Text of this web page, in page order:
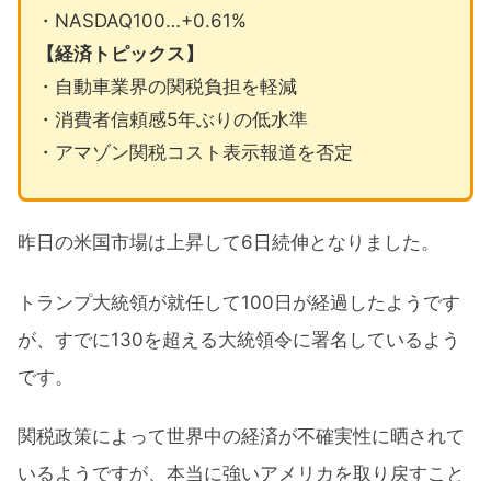
・NASDAQ100…+0.61%
【経済トピックス】
・自動車業界の関税負担を軽減
・消費者信頼感5年ぶりの低水準
・アマゾン関税コスト表示報道を否定
昨日の米国市場は上昇して6日続伸となりました。
トランプ大統領が就任して100日が経過したようです
が、すでに130を超える大統領令に署名しているよう
です。
関税政策によって世界中の経済が不確実性に晒されて
いるようですが、本当に強いアメリカを取り戻すこと